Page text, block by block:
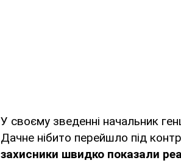
У своєму зведенні начальник
Дачне нібито перейшло під
захисники швидко показали